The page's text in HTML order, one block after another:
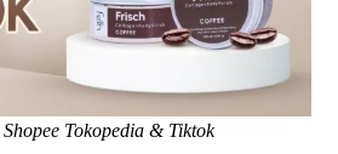
Tokopedia & Tiktok